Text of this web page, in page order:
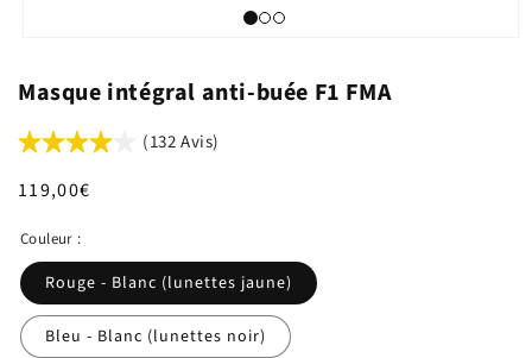
Masque intégral anti-buée F1 FMA
(132 Avis)
Prix
119,00€
Couleur :
Rouge - Blanc (lunettes jaune)
Bleu - Blanc (lunettes noir)